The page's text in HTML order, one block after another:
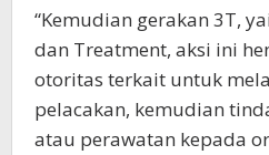
“Kemudian gerakan 3T,
dan Treatment, aksi ini
otoritas terkait untuk
pelacakan, kemudian
atau perawatan kepada